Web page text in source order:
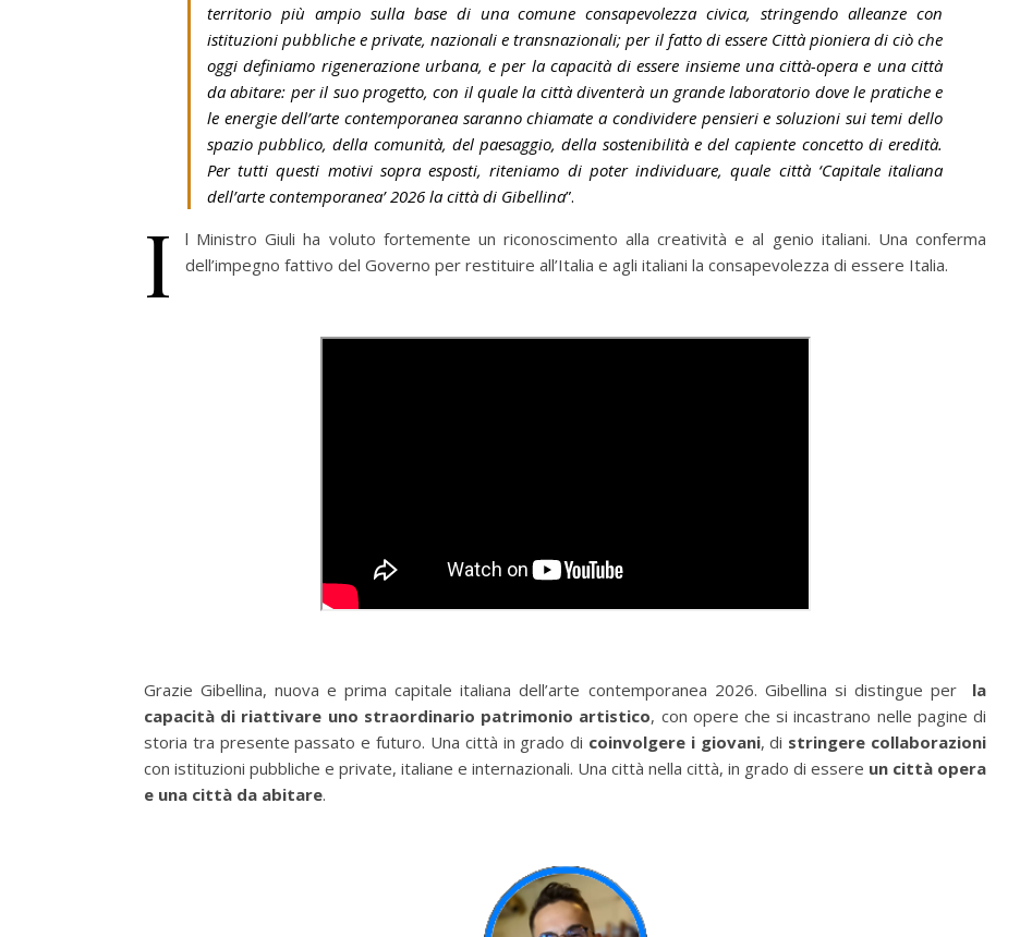
territorio più ampio sulla base di una comune consapevolezza civica, stringendo alleanze con
istituzioni pubbliche e private, nazionali e transnazionali; per il fatto di essere Città pioniera di ciò che
oggi definiamo rigenerazione urbana, e per la capacità di essere insieme una città-opera e una città
da abitare: per il suo progetto, con il quale la città diventerà un grande laboratorio dove le pratiche e
le energie dell’arte contemporanea saranno chiamate a condividere pensieri e soluzioni sui temi dello
spazio pubblico, della comunità, del paesaggio, della sostenibilità e del capiente concetto di eredità.
Per tutti questi motivi sopra esposti, riteniamo di poter individuare, quale città ‘Capitale italiana
dell’arte contemporanea’ 2026 la città di Gibellina”.
I
l Ministro Giuli ha voluto fortemente un riconoscimento alla creatività e al genio italiani. Una conferma
dell’impegno fattivo del Governo per restituire all’Italia e agli italiani la consapevolezza di essere Italia.
Grazie Gibellina, nuova e prima capitale italiana dell’arte contemporanea 2026. Gibellina si distingue per la
capacità di riattivare uno straordinario patrimonio artistico, con opere che si incastrano nelle pagine di
storia tra presente passato e futuro. Una città in grado di coinvolgere i giovani, di stringere collaborazioni
con istituzioni pubbliche e private, italiane e internazionali. Una città nella città, in grado di essere un città opera
e una città da abitare.